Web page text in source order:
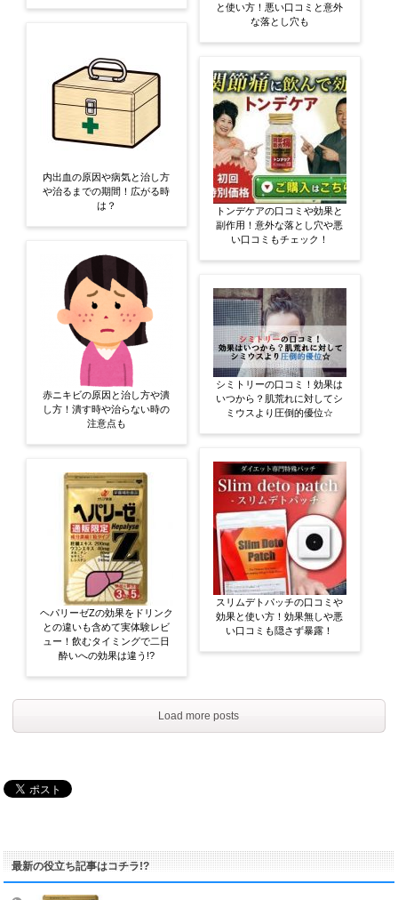
内出血の原因や病気と治し方
や治るまでの期間！広がる時
は？
赤ニキビの原因と治し方や潰
し方！潰す時や治らない時の
注意点も
ヘパリーゼZの効果をドリンク
との違いも含めて実体験レビ
ュー！飲むタイミングで二日
酔いへの効果は違う!?
と使い方！悪い口コミと意外
な落とし穴も
トンデケアの口コミや効果と
副作用！意外な落とし穴や悪
い口コミもチェック！
シミトリーの口コミ！効果は
いつから？肌荒れに対してシ
ミウスより圧倒的優位☆
スリムデトパッチの口コミや
効果と使い方！効果無しや悪
い口コミも隠さず暴露！
Load more posts
最新の役立ち記事はコチラ!?